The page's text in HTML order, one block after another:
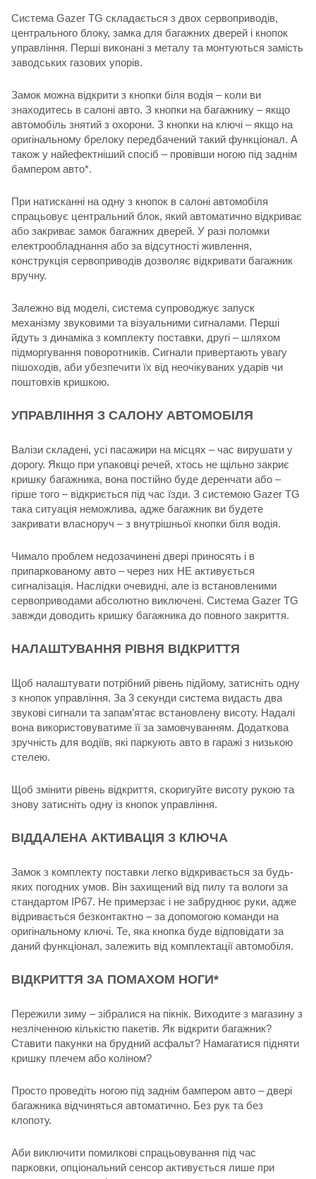
Система Gazer TG складається з двох сервоприводів,
центрального блоку, замка для багажних дверей і кнопок
управління. Перші виконані з металу та монтуються замість
заводських газових упорів.
Замок можна відкрити з кнопки біля водія – коли ви
знаходитесь в салоні авто. З кнопки на багажнику – якщо
автомобіль знятий з охорони. З кнопки на ключі – якщо на
оригінальному брелоку передбачений такий функціонал. А
також у найефектніший спосіб – провівши ногою під заднім
бампером авто*.
При натисканні на одну з кнопок в салоні автомобіля
спрацьовує центральний блок, який автоматично відкриває
або закриває замок багажних дверей. У разі поломки
електрообладнання або за відсутності живлення,
конструкція сервоприводів дозволяє відкривати багажник
вручну.
Залежно від моделі, система супроводжує запуск
механізму звуковими та візуальними сигналами. Перші
йдуть з динаміка з комплекту поставки, другі – шляхом
підморгування поворотників. Сигнали привертають увагу
пішоходів, аби убезпечити їх від неочікуваних ударів чи
поштовхів кришкою.
УПРАВЛІННЯ З САЛОНУ АВТОМОБІЛЯ
Валізи складені, усі пасажири на місцях – час вирушати у
дорогу. Якщо при упаковці речей, хтось не щільно закриє
кришку багажника, вона постійно буде деренчати або –
гірше того – відкриється під час їзди. З системою Gazer TG
така ситуація неможлива, адже багажник ви будете
закривати власноруч – з внутрішньої кнопки біля водія.
Чимало проблем недозачинені двері приносять і в
припаркованому авто – через них НЕ активується
сигналізація. Наслідки очевидні, але із встановленими
сервоприводами абсолютно виключені. Система Gazer TG
завжди доводить кришку багажника до повного закриття.
НАЛАШТУВАННЯ РІВНЯ ВІДКРИТТЯ
Щоб налаштувати потрібний рівень підйому, затисніть одну
з кнопок управління. За 3 секунди система видасть два
звукові сигнали та запам’ятає встановлену висоту. Надалі
вона використовуватиме її за замовчуванням. Додаткова
зручність для водіїв, які паркують авто в гаражі з низькою
стелею.
Щоб змінити рівень відкриття, скоригуйте висоту рукою та
знову затисніть одну із кнопок управління.
ВІДДАЛЕНА АКТИВАЦІЯ З КЛЮЧА
Замок з комплекту поставки легко відкривається за будь-
яких погодних умов. Він захищений від пилу та вологи за
стандартом IP67. Не примерзає і не забруднює руки, адже
відривається безконтактно – за допомогою команди на
оригінальному ключі. Те, яка кнопка буде відповідати за
даний функціонал, залежить від комплектації автомобіля.
ВІДКРИТТЯ ЗА ПОМАХОМ НОГИ*
Пережили зиму – зібралися на пікнік. Виходите з магазину з
незліченною кількістю пакетів. Як відкрити багажник?
Ставити пакунки на брудний асфальт? Намагатися підняти
кришку плечем або коліном?
Просто проведіть ногою під заднім бампером авто – двері
багажника відчиняться автоматично. Без рук та без
клопоту.
Аби виключити помилкові спрацьовування під час
парковки, опціональний сенсор активується лише при